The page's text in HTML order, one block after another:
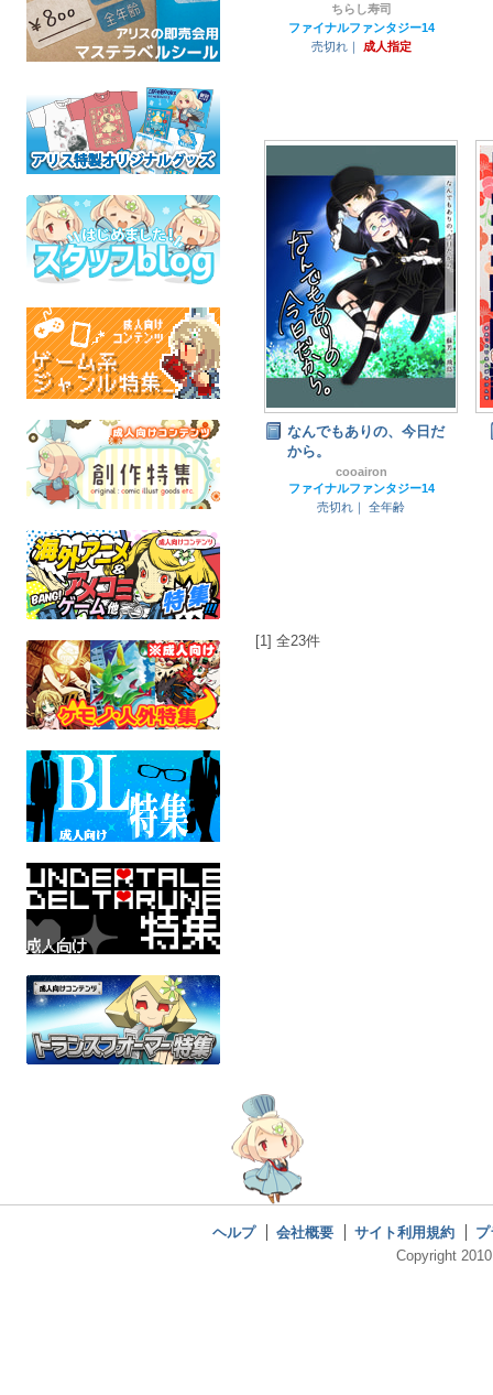
ちらし寿司
ファイナルファンタジー14
売切れ｜
成人指定
なんでもありの、今日だ
から。
cooairon
ファイナルファンタジー14
売切れ｜
全年齢
[1] 全23件
ヘルプ 会社概要 サイト利用規約
Copyright